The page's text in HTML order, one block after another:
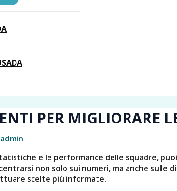
PER MIGLIORARE
admin
e le performance delle squadre,
non solo sui numeri, ma anche sulle
scelte più informate.